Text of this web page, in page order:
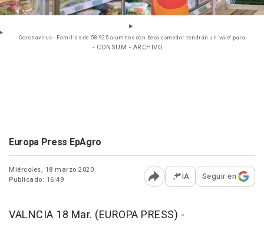
Coronavirus.- Familias de 58.925 alumnos con beca comedor tendrán un 'vale' para
- CONSUM - ARCHIVO
Europa Press EpAgro
Miércoles, 18 marzo 2020
Publicado: 16:49
Abrir opciones para
IA Seguir en
VALNCIA 18 Mar. (EUROPA PRESS) -